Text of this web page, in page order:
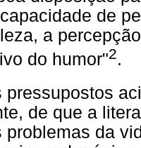
de
a
do humor"2.
pressupostos
de que a
problemas da